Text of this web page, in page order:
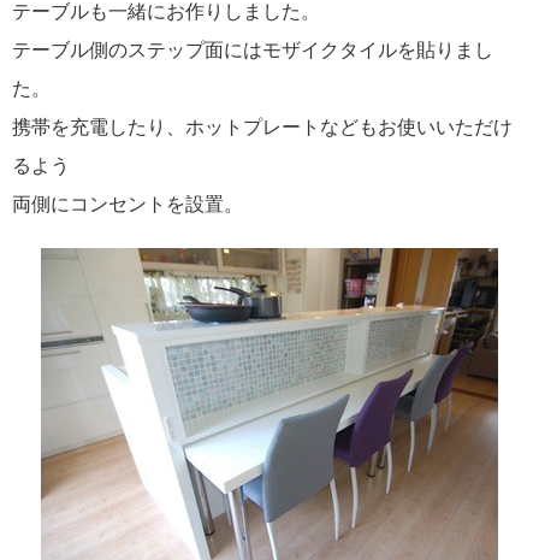
テーブルも一緒にお作りしました。
テーブル側のステップ面にはモザイクタイルを貼りまし
た。
携帯を充電したり、ホットプレートなどもお使いいただけ
るよう
両側にコンセントを設置。